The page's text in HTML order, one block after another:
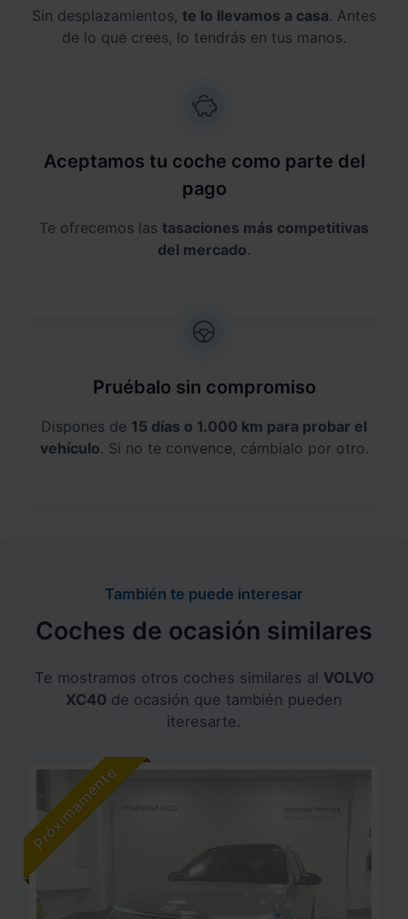
Sin desplazamientos, te lo llevamos a casa. Antes
de lo que crees, lo tendrás en tus manos.
Aceptamos tu coche como parte del
pago
Te ofrecemos las tasaciones más competitivas
del mercado.
Pruébalo sin compromiso
Dispones de 15 días o 1.000 km para probar el
vehículo. Si no te convence, cámbialo por otro.
También te puede interesar
Coches de ocasión similares
Te mostramos otros coches similares al VOLVO
XC40 de ocasión que también pueden
iteresarte.